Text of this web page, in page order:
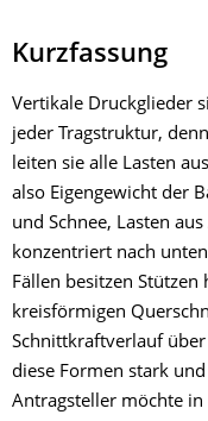
Kurzfassung
Vertikale Druckglieder
jeder Tragstruktur,
leiten sie alle Lasten
also Eigengewicht der
und Schnee, Lasten
konzentriert nach
Fällen besitzen
kreisförmigen
Schnittkraftverlauf über
diese Formen stark
Antragsteller möchte